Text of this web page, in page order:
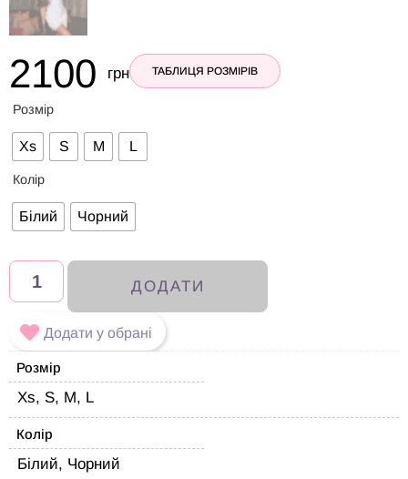
2100 грн ТАБЛИЦЯ РОЗМІРІВ
Розмір
Xs S M L
Колір
Білий Чорний
ДОДАТИ
Додати у обрані
Розмір
Xs, S, M, L
Колір
Білий, Чорний